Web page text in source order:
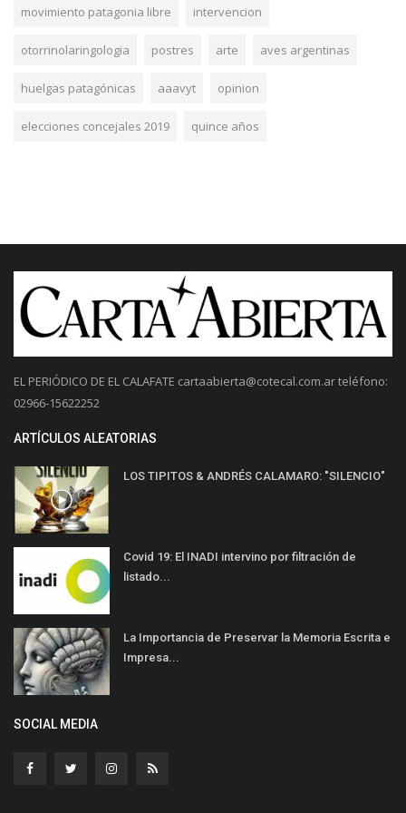
movimiento patagonia libre intervencion
otorrinolaringologia postres arte aves argentinas
huelgas patagónicas aaavyt opinion
elecciones concejales 2019 quince años
EL PERIÓDICO DE EL CALAFATE cartaabierta@cotecal.com.arteléfono:
02966-15622252
ARTÍCULOS ALEATORIAS
LOS TIPITOS & ANDRÉS CALAMARO: "SILENCIO"
Covid 19: El INADI intervino por filtración de
listado...
La Importancia de Preservar la Memoria Escrita e
Impresa...
SOCIAL MEDIA